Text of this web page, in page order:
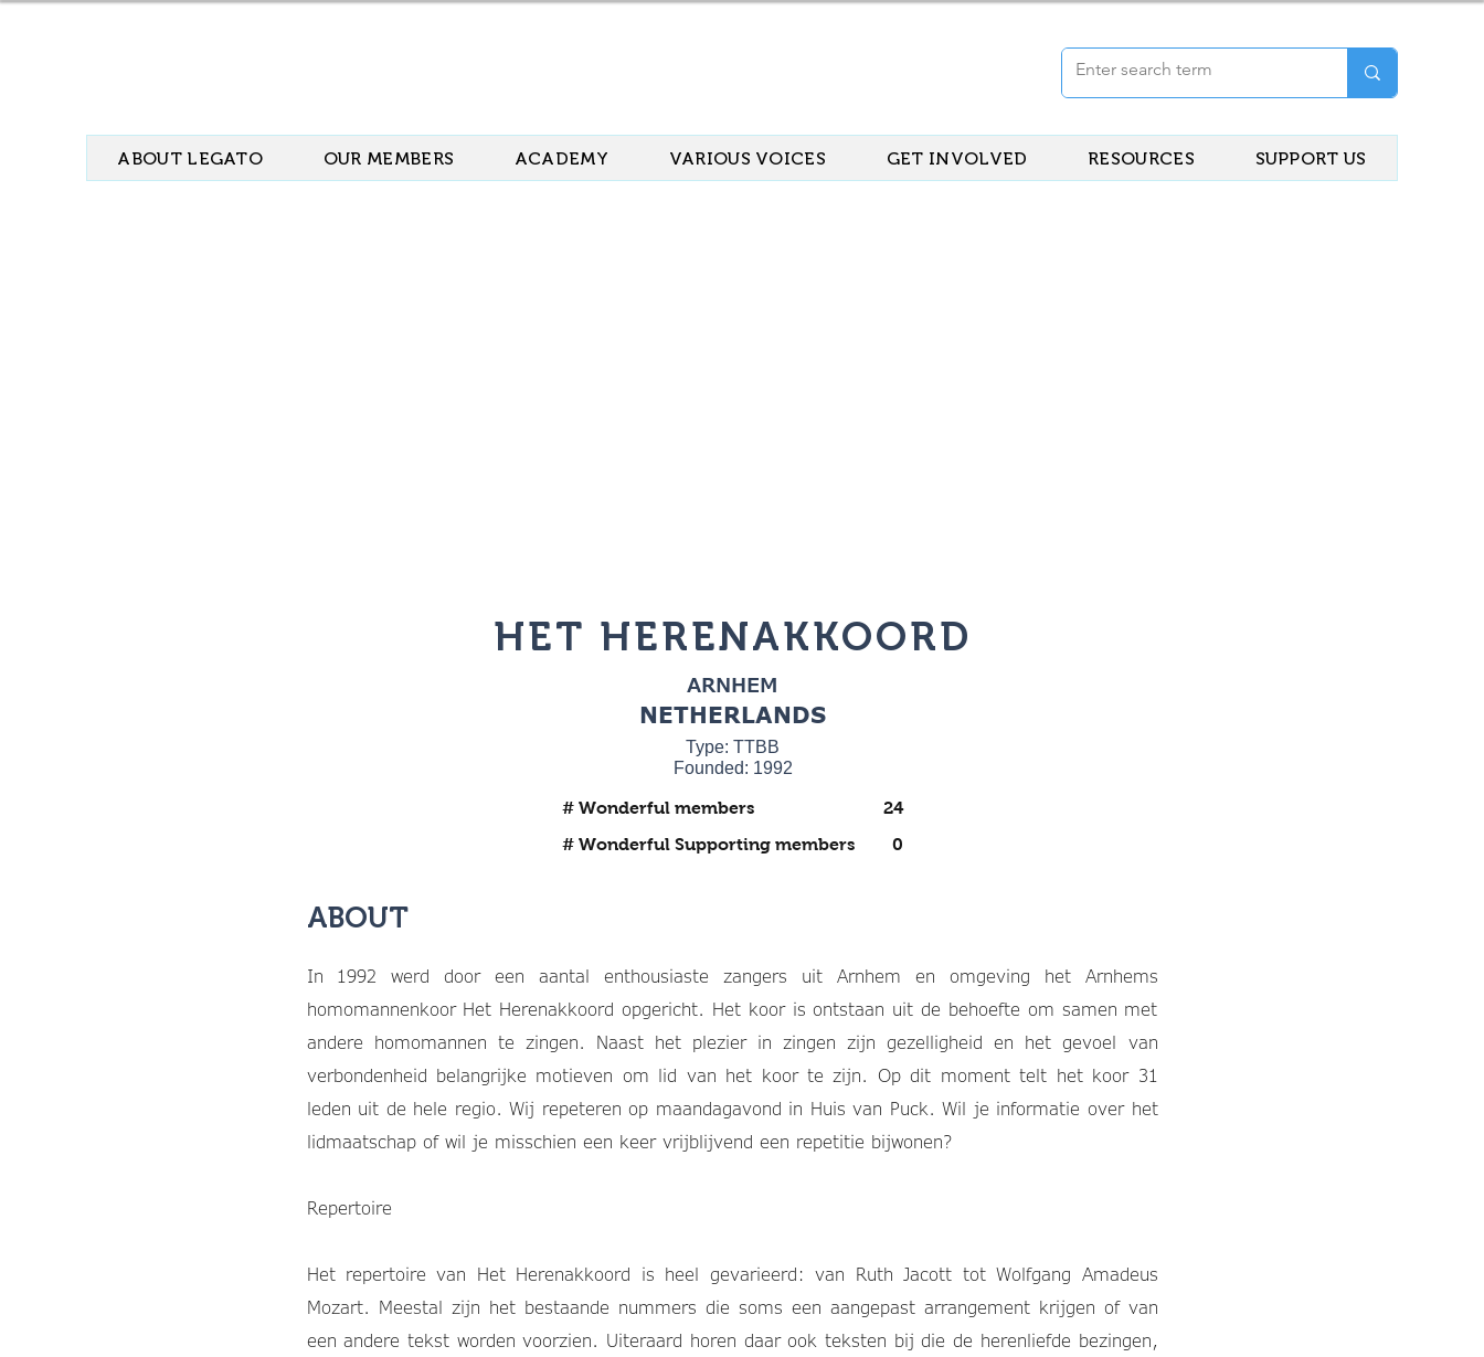
ABOUT LEGATO OUR MEMBERS ACADEMY VARIOUS VOICES GET INVOLVED RESOURCES SUPPORT US
HET HERENAKKOORD
ARNHEM
NETHERLANDS
Type: TTBB
Founded: 1992
# Wonderful members
24
# Wonderful Supporting members
0
ABOUT
In 1992 werd door een aantal enthousiaste zangers uit Arnhem en omgeving het Arnhems
homomannenkoor Het Herenakkoord opgericht. Het koor is ontstaan uit de behoefte om samen met
andere homomannen te zingen. Naast het plezier in zingen zijn gezelligheid en het gevoel van
verbondenheid belangrijke motieven om lid van het koor te zijn. Op dit moment telt het koor 31
leden uit de hele regio. Wij repeteren op maandagavond in Huis van Puck. Wil je informatie over het
lidmaatschap of wil je misschien een keer vrijblijvend een repetitie bijwonen?
Repertoire
Het repertoire van Het Herenakkoord is heel gevarieerd: van Ruth Jacott tot Wolfgang Amadeus
Mozart. Meestal zijn het bestaande nummers die soms een aangepast arrangement krijgen of van
een andere tekst worden voorzien. Uiteraard horen daar ook teksten bij die de herenliefde bezingen,